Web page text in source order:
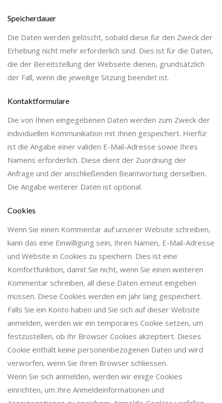
Speicherdauer
Die Daten werden gelöscht, sobald diese für den Zweck der
Erhebung nicht mehr erforderlich sind. Dies ist für die Daten,
die der Bereitstellung der Webseite dienen, grundsätzlich
der Fall, wenn die jeweilige Sitzung beendet ist.
Kontaktformulare
Die von Ihnen eingegebenen Daten werden zum Zweck der
individuellen Kommunikation mit Ihnen gespeichert. Hierfür
ist die Angabe einer validen E-Mail-Adresse sowie Ihres
Namens erforderlich. Diese dient der Zuordnung der
Anfrage und der anschließenden Beantwortung derselben.
Die Angabe weiterer Daten ist optional.
Cookies
Wenn Sie einen Kommentar auf unserer Website schreiben,
kann das eine Einwilligung sein, Ihren Namen, E-Mail-Adresse
und Website in Cookies zu speichern. Dies ist eine
Komfortfunktion, damit Sie nicht, wenn Sie einen weiteren
Kommentar schreiben, all diese Daten erneut eingeben
müssen. Diese Cookies werden ein Jahr lang gespeichert.
Falls Sie ein Konto haben und Sie sich auf dieser Website
anmelden, werden wir ein temporäres Cookie setzen, um
festzustellen, ob Ihr Browser Cookies akzeptiert. Dieses
Cookie enthält keine personenbezogenen Daten und wird
verworfen, wenn Sie Ihren Browser schliessen.
Wenn Sie sich anmelden, werden wir einige Cookies
einrichten, um Ihre Anmeldeinformationen und